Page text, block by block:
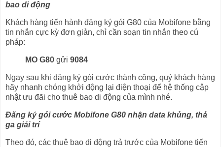
bao di động
Khách hàng tiến hành đăng ký gói G80 của Mobifone bằng
tin nhắn cực kỳ đơn giản, chỉ cần soạn tin nhắn theo cú
pháp:
MO G80 gửi 9084
Ngay sau khi đăng ký gói cước thành công, quý khách hàng
hãy nhanh chóng khởi động lại điện thoại để hệ thống cập
nhật ưu đãi cho thuê bao di động của mình nhé.
Đăng ký gói cước Mobifone G80 nhận data khủng, thả
ga giải trí
Theo đó, các thuê bao di động trả trước của Mobifone tiến